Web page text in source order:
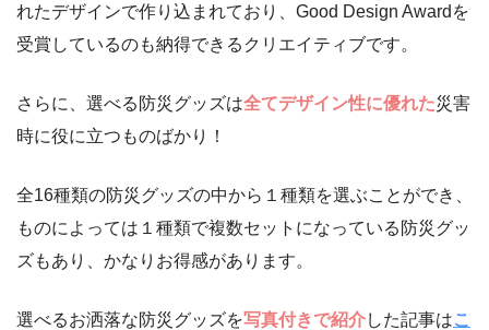
れたデザインで作り込まれており、Good Design Awardを
受賞しているのも納得できるクリエイティブです。
さらに、選べる防災グッズは全てデザイン性に優れた災害
時に役に立つものばかり！
全16種類の防災グッズの中から１種類を選ぶことができ、
ものによっては１種類で複数セットになっている防災グッ
ズもあり、かなりお得感があります。
選べるお洒落な防災グッズを写真付きで紹介した記事はこ